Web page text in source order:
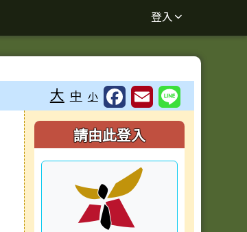
登入
大 中 小
右邊區域內容
請由此登入